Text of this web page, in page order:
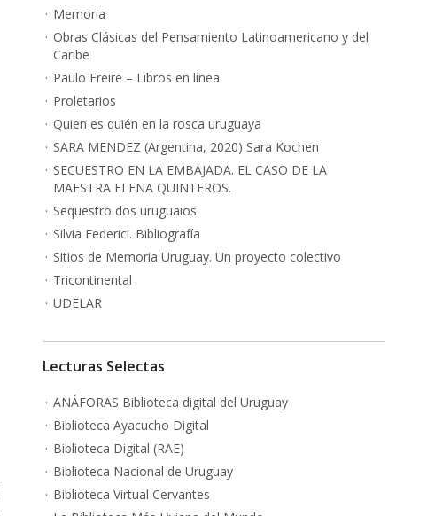
Memoria
Obras Clásicas del Pensamiento Latinoamericano y del
Caribe
Paulo Freire – Libros en línea
Proletarios
Quien es quién en la rosca uruguaya
SARA MENDEZ (Argentina, 2020) Sara Kochen
SECUESTRO EN LA EMBAJADA. EL CASO DE LA
MAESTRA ELENA QUINTEROS.
Sequestro dos uruguaios
Silvia Federici. Bibliografía
Sitios de Memoria Uruguay. Un proyecto colectivo
Tricontinental
UDELAR
Lecturas Selectas
ANÁFORAS Biblioteca digital del Uruguay
Biblioteca Ayacucho Digital
Biblioteca Digital (RAE)
Biblioteca Nacional de Uruguay
Biblioteca Virtual Cervantes